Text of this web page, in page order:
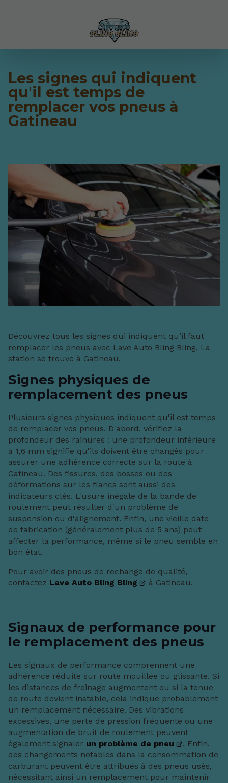
Les signes qui indiquent
qu'il est temps de
remplacer vos pneus à
Gatineau
Découvrez tous les signes qui indiquent qu’il faut
remplacer les pneus avec Lave Auto Bling Bling. La
station se trouve à Gatineau.
Signes physiques de
remplacement des pneus
Plusieurs signes physiques indiquent qu'il est temps
de remplacer vos pneus. D'abord, vérifiez la
profondeur des rainures : une profondeur inférieure
à 1,6 mm signifie qu'ils doivent être changés pour
assurer une adhérence correcte sur la route à
Gatineau. Des fissures, des bosses ou des
déformations sur les flancs sont aussi des
indicateurs clés. L'usure inégale de la bande de
roulement peut résulter d'un problème de
suspension ou d'alignement. Enfin, une vieille date
de fabrication (généralement plus de 5 ans) peut
affecter la performance, même si le pneu semble en
bon état.
Pour avoir des pneus de rechange de qualité,
contactez Lave Auto Bling Bling à Gatineau.
Signaux de performance pour
le remplacement des pneus
Les signaux de performance comprennent une
adhérence réduite sur route mouillée ou glissante. Si
les distances de freinage augmentent ou si la tenue
de route devient instable, cela indique probablement
un remplacement nécessaire. Des vibrations
excessives, une perte de pression fréquente ou une
augmentation de bruit de roulement peuvent
également signaler un problème de pneu
. Enfin,
des changements notables dans la consommation de
carburant peuvent être attribués à des pneus usés,
nécessitant ainsi un remplacement pour maintenir